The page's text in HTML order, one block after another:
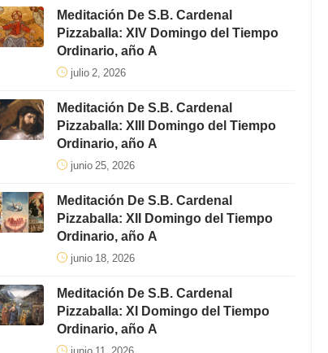
Meditación De S.B. Cardenal
Pizzaballa: XIV Domingo del Tiempo
Ordinario, año A
julio 2, 2026
Meditación De S.B. Cardenal
Pizzaballa: XIII Domingo del Tiempo
Ordinario, año A
junio 25, 2026
Meditación De S.B. Cardenal
Pizzaballa: XII Domingo del Tiempo
Ordinario, año A
junio 18, 2026
Meditación De S.B. Cardenal
Pizzaballa: XI Domingo del Tiempo
Ordinario, año A